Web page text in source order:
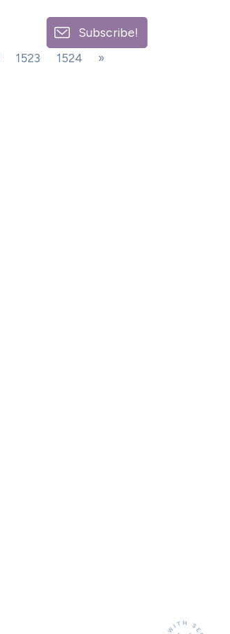
1523 1524 »
Subscribe!